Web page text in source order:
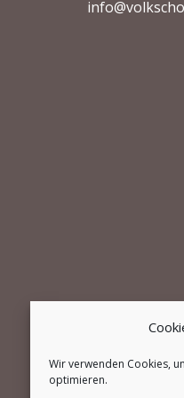
Wir verwenden Cookies,
optimieren.